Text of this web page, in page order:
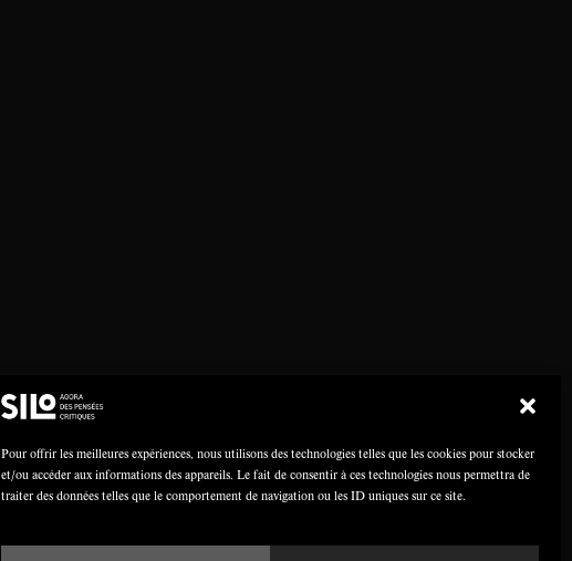
Pour offrir les meilleures expériences, nous utilisons des technologies telles que les cookies pour stocker
et/ou accéder aux informations des appareils. Le fait de consentir à ces technologies nous permettra de
traiter des données telles que le comportement de navigation ou les ID uniques sur ce site.